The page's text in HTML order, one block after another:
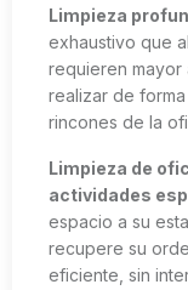
Limpieza
exhaustivo que
requieren mayor
realizar de
rincones de la
Limpieza de
actividades
espacio a su
recupere su
eficiente, sin